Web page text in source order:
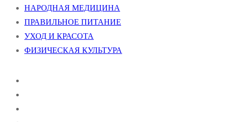
НАРОДНАЯ МЕДИЦИНА
ПРАВИЛЬНОЕ ПИТАНИЕ
УХОД И КРАСОТА
ФИЗИЧЕСКАЯ КУЛЬТУРА